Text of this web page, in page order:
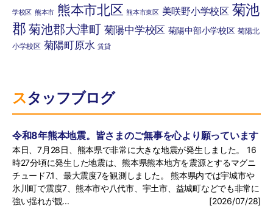
学校区 熊本市 熊本市北区 熊本市東区 美咲野小学校区 菊池
郡 菊池郡大津町 菊陽中学校区 菊陽中部小学校区 菊陽北
小学校区 菊陽町原水 賃貸
スタッフブログ
令和8年熊本地震。皆さまのご無事を心より願っています
本日、7月28日、熊本県で非常に大きな地震が発生しました。 16
時27分頃に発生した地震は、熊本県熊本地方を震源とするマグニ
チュード7.1、最大震度7を観測しました。 熊本県内では宇城市や
氷川町で震度7、熊本市や八代市、宇土市、益城町などでも非常に
強い揺れが観...
[2026/07/28]